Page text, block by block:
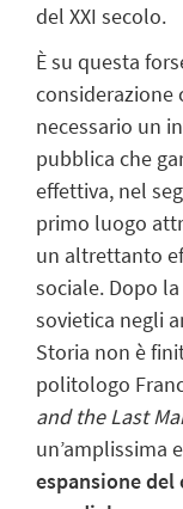
del XXI secolo.
È su questa
considerazione
necessario un
pubblica che
effettiva, nel
primo luogo
un altrettanto
sociale. Dopo
sovietica negli
Storia non è
politologo
and the Last
un’amplissima
espansione